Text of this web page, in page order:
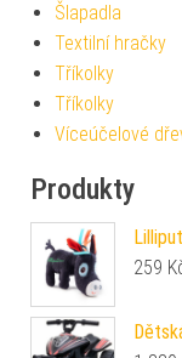
Šlapadla
Textilní hračky
Tříkolky
Tříkolky
Víceúčelové
Produkty
259